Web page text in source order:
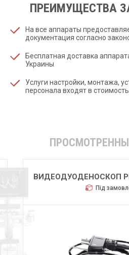
ПРЕИМУЩЕСТВА
На все аппараты
документация согласно
Бесплатная доставка
Украины
Услуги настройки, монтажа,
персонала входят в стоимость
ВИДЕОДУОДЕНОСКОП
Під